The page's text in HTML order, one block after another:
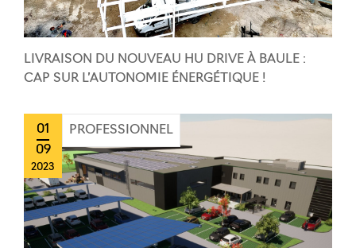
LIVRAISON DU NOUVEAU HU DRIVE À BAULE :
CAP SUR L’AUTONOMIE ÉNERGÉTIQUE !
01
09
2023
PROFESSIONNEL